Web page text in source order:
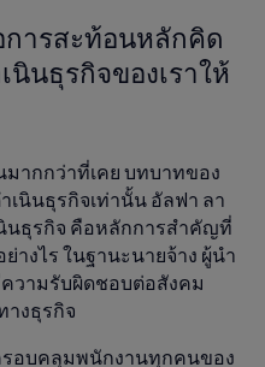
การสะท้อนหลักคิด
นธุรกิจของเราให้
ากกว่าที่เคย บทบาทของ
เนินธุรกิจเท่านั้น อัลฟา ลา
นธุรกิจ คือหลักการสำคัญที่
างไร ในฐานะนายจ้าง ผู้นำ
วามรับผิดชอบต่อสังคม
างธุรกิจ
รอบคลุมพนักงานทุกคนของ